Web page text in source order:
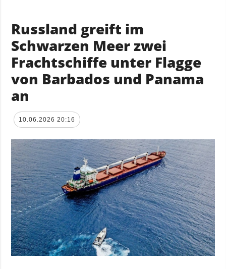
Russland greift im
Schwarzen Meer zwei
Frachtschiffe unter Flagge
von Barbados und Panama
an
10.06.2026 20:16